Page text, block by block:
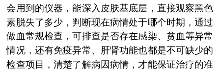
会用到的仪器，能深入皮肤基底层，直接观察黑色
素脱失了多少，判断现在病情处于哪个时期，通过
做血常规检查，可排查是否存在感染、贫血等异常
情况，还有免疫异常、肝肾功能也都是不可缺少的
检查项目，清楚了解病因病情，才能保证治疗的准